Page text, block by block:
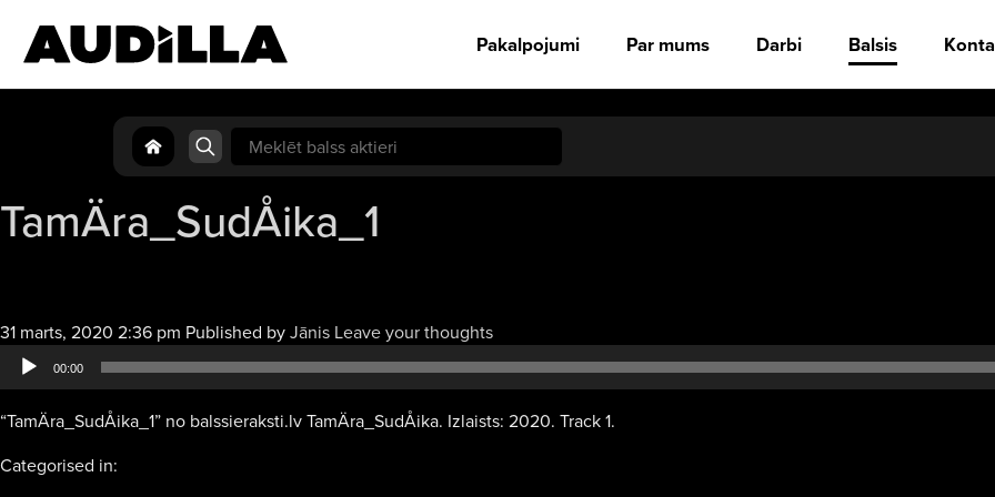
Pakalpojumi Par mums Darbi Balsis
Search
for:
TamÄra_SudÅika_1
31 marts, 2020 2:36 pm Published byJānis Leave your thoughtsAudio
atskaņotājs
00:00
“TamÄra_SudÅika_1” no balssieraksti.lv TamÄra_SudÅika. Izlaists: 2020. Track 1.
Categorised in: